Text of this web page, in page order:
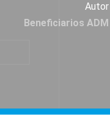
Autor
Beneficiarios ADM